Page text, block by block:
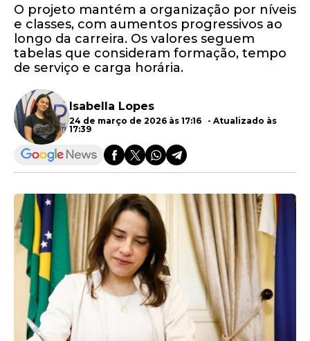
O projeto mantém a organização por níveis
e classes, com aumentos progressivos ao
longo da carreira. Os valores seguem
tabelas que consideram formação, tempo
de serviço e carga horária.
Isabella Lopes
24 de março de 2026 às 17:16 - Atualizado às
17:39